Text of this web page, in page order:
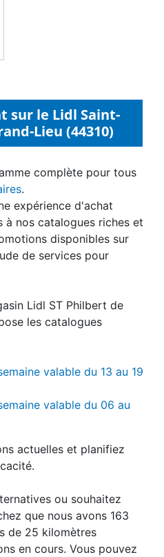
sur le Lidl Saint-
Lieu (44310)
complète pour tous
.
expérience d'achat
à nos catalogues riches et
disponibles sur
de services pour
Lidl ST Philbert de
les catalogues
valable du 13 au 19
valable du 06 au
actuelles et planifiez
ou souhaitez
que nous avons 163
de 25 kilomètres
en cours. Vous pouvez